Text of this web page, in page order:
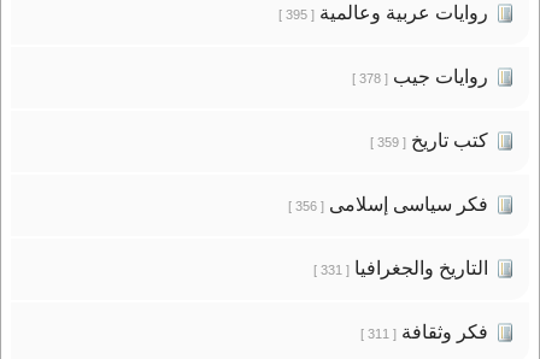
روايات عربية وعالمية[ 395 ]
روايات جيب[ 378 ]
كتب تاريخ[ 359 ]
فكر سياسى إسلامى[ 356 ]
التاريخ والجغرافيا[ 331 ]
فكر وثقافة[ 311 ]